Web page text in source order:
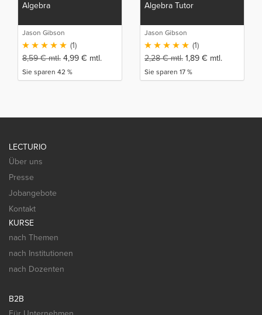
Algebra
Jason Gibson
(1)
8,59€mtl. 4,99 € mtl.
Sie sparen 42 %
Algebra Tutor
Jason Gibson
(1)
2,28€mtl. 1,89 € mtl.
Sie sparen 17 %
LECTURIO
Über uns
Presse
Jobangebote
Kontakt
KURSE
nach Themen
nach Institutionen
nach Dozenten
B2B